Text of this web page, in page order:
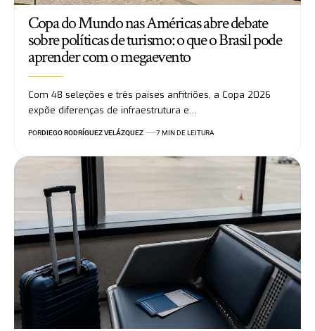
Copa do Mundo nas Américas abre debate
sobre políticas de turismo: o que o Brasil pode
aprender com o megaevento
Com 48 seleções e três países anfitriões, a Copa 2026
expõe diferenças de infraestrutura e…
PORDIEGO RODRÍGUEZ VELÁZQUEZ 7 MIN DE LEITURA